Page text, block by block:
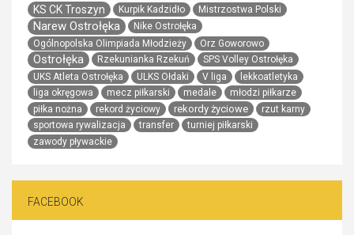
KS CK Troszyn Kurpik Kadzidło Mistrzostwa Polski
Narew Ostrołęka
Nike Ostrołęka
Ogólnopolska Olimpiada Młodzieży
Orz Goworowo
Ostrołęka Rzekunianka Rzekuń
SPS Volley Ostrołęka
UKS Atleta Ostrołęka
ULKS Ołdaki V liga
lekkoatletyka
liga okręgowa
mecz piłkarski medale
młodzi piłkarze
piłka nożna
rekord życiowy rekordy życiowe
rzut karny
sportowa rywalizacja
transfer
turniej piłkarski
zawody pływackie
FACEBOOK